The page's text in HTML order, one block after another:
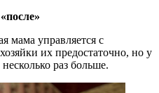
мама управляется с
их предостаточно, но у
раз больше.